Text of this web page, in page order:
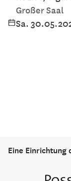
Großer Saal
Sa.
Eine Einrichtung